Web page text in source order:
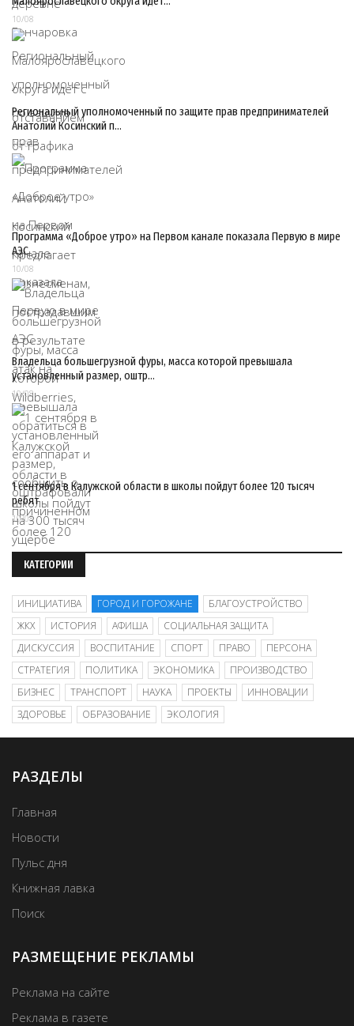
10/08
Региональный уполномоченный по защите прав предпринимателей
Анатолий Косинский п…
10/08
Программа «Доброе утро» на Первом канале показала Первую в мире
АЭС
10/08
Владельца большегрузной фуры, масса которой превышала
установленный размер, оштр…
10/08
1 сентября в Калужской области в школы пойдут более 120 тысяч
ребят
10/08
КАТЕГОРИИ
ИНИЦИАТИВА ГОРОД И ГОРОЖАНЕ
БЛАГОУСТРОЙСТВО
ЖКХ
ИСТОРИЯ АФИША
СОЦИАЛЬНАЯ ЗАЩИТА
ДИСКУССИЯ
ВОСПИТАНИЕ СПОРТ ПРАВО
ПЕРСОНА
СТРАТЕГИЯ
ПОЛИТИКА ЭКОНОМИКА
ПРОИЗВОДСТВО
БИЗНЕС
ТРАНСПОРТ НАУКА ПРОЕКТЫ
ИННОВАЦИИ
ЗДОРОВЬЕ
ОБРАЗОВАНИЕ ЭКОЛОГИЯ
РАЗДЕЛЫ
Главная
Новости
Пульс дня
Книжная лавка
Поиск
РАЗМЕЩЕНИЕ РЕКЛАМЫ
Реклама на сайте
Реклама в газете